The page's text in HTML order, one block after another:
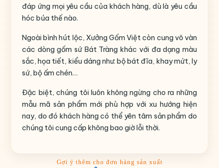
đáp ứng mọi yêu cầu của khách hàng, dù là yêu cầu
hóc búa thế nào.
Ngoài bình hút lộc, Xưởng Gốm Việt còn cung vô vàn
các dòng gốm sứ Bát Tràng khác với đa dạng màu
sắc, họa tiết, kiểu dáng như: bộ bát đĩa, khay mứt, ly
sứ, bộ ấm chén…
Đặc biệt, chúng tôi luôn không ngừng cho ra những
mẫu mã sản phẩm mới phù hợp với xu hướng hiện
nay, do đó khách hàng có thể yên tâm sản phẩm do
chúng tôi cung cấp không bao giờ lỗi thời.